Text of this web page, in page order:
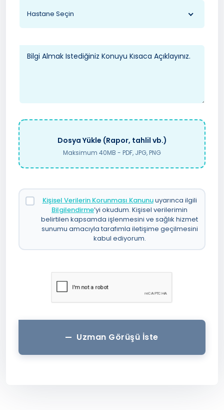
Hastane Seçin
Dosya Yükle (Rapor, tahlil vb.)
Maksimum 40MB - PDF, JPG, PNG
Kişisel Verilerin Korunması Kanunuuyarınca ilgili
Bilgilendirme’yi okudum. Kişisel verilerimin
belirtilen kapsamda işlenmesini ve sağlık hizmet
sunumu amacıyla tarafımla iletişime geçilmesini
kabul ediyorum.
Uzman Görüşü İste